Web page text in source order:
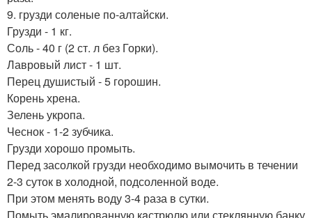
9. грузди соленые по-алтайски.
Грузди - 1 кг.
Соль - 40 г (2 ст. л без Горки).
Лавровый лист - 1 шт.
Перец душистый - 5 горошин.
Корень хрена.
Зелень укропа.
Чеснок - 1-2 зубчика.
Грузди хорошо промыть.
Перед засолкой грузди необходимо вымочить в течении
2-3 суток в холодной, подсоленной воде.
При этом менять воду 3-4 раза в сутки.